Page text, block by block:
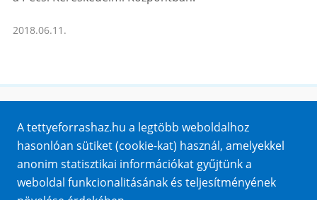
2018.06.11.
Impresszum
Sütik
Adatvédelem
Közérdekű adatok
A tettyeforrashaz.hu a legtöbb weboldalhoz
hasonlóan sütiket (cookie-kat) használ, amelyekkel
anonim statisztikai információkat gyűjtünk a
weboldal funkcionalitásának és teljesítményének